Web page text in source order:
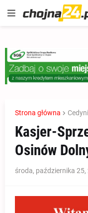
Strona główna
Kasjer-
Osinów
środa, października 25,